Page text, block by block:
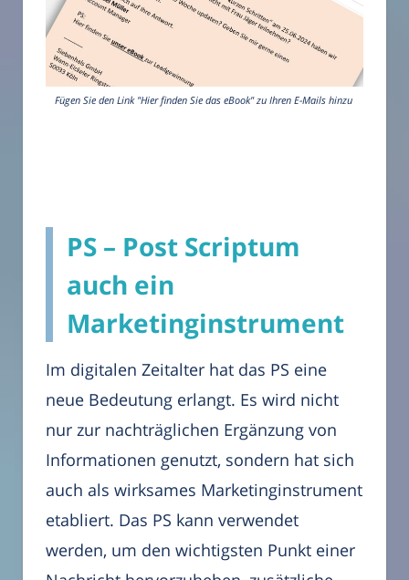
Fügen Sie den Link "Hier finden Sie das eBook" zu Ihren E-Mails hinzu
PS – Post Scriptum
auch ein
Marketinginstrument
Im digitalen Zeitalter hat das PS eine
neue Bedeutung erlangt. Es wird nicht
nur zur nachträglichen Ergänzung von
Informationen genutzt, sondern hat sich
auch als wirksames Marketinginstrument
etabliert. Das PS kann verwendet
werden, um den wichtigsten Punkt einer